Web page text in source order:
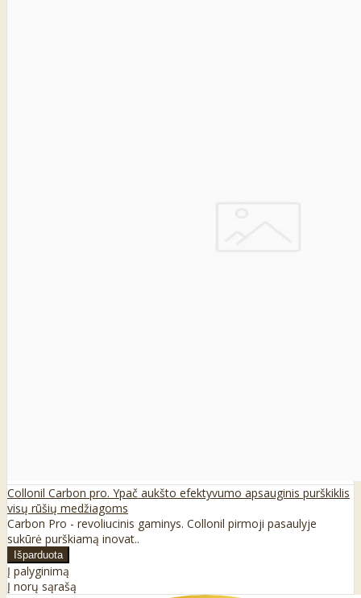
Collonil Carbon pro. Ypač aukšto efektyvumo apsauginis purškiklis
visų rūšių medžiagoms
Carbon Pro - revoliucinis gaminys. Collonil pirmoji pasaulyje
sukūrė purškiamą inovat..
Į palyginimą
Į norų sąrašą